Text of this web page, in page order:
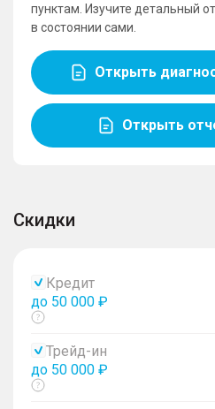
пунктам. Изучите детальный
в состоянии сами.
Открыть
Открыть
Скидки
Кредит
до 50 000 ₽
Показать
Трейд-ин
до 50 000 ₽
Показать